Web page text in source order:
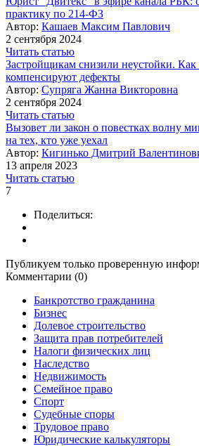
практику по 214-ФЗ
Автор: Кашаев Максим Павлович
2 сентября 2024
Читать статью
Застройщикам снизили неустойки. Как
компенсируют дефекты
Автор: Супряга Жанна Викторовна
2 сентября 2024
Читать статью
Вызовет ли закон о повестках волну
на тех, кто уже уехал
Автор: Кигинько Дмитрий
13 апреля 2023
Читать статью
7
Поделиться:
Публикуем только проверенную
Комментарии (0)
Банкротство гражданина
Бизнес
Долевое строительство
Защита прав потребителей
Налоги физических лиц
Наследство
Недвижимость
Семейное право
Спорт
Судебные споры
Трудовое право
Юридические калькуляторы